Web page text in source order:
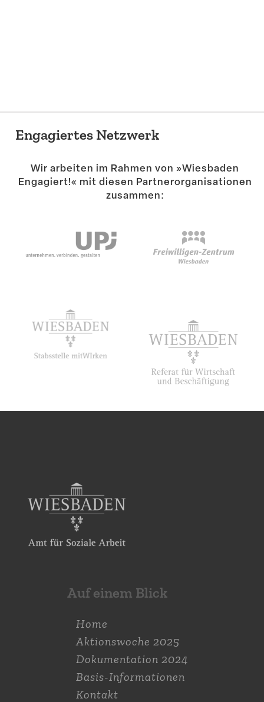
Engagiertes Netzwerk
Wir arbeiten im Rahmen von »Wiesbaden
Engagiert!« mit diesen Partner­or­ga­ni­sa­tionen
zusammen:
Auf einem Blick
Home
Aktions­woche 2025
Dokumen­tation 2024
Basis-Informationen
Kontakt